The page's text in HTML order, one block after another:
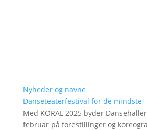
Nyheder og navne
Danseteaterfestival for de mindste
Med KORAL 2025 byder
februar på forestillinger og